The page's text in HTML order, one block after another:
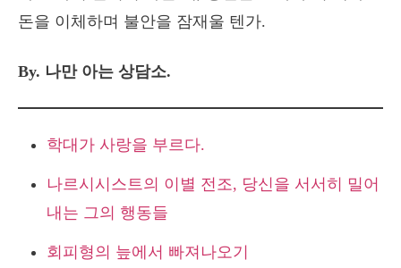
돈을 이체하며 불안을 잠재울 텐가.
By. 나만 아는 상담소.
학대가 사랑을 부르다.
나르시시스트의 이별 전조, 당신을 서서히 밀어
내는 그의 행동들
회피형의 늪에서 빠져나오기